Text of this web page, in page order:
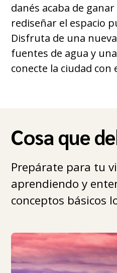
danés acaba de
rediseñar el espacio
Disfruta de una
fuentes de agua y
conecte la ciudad con
Cosa que
Prepárate para tu
aprendiendo y
conceptos básicos